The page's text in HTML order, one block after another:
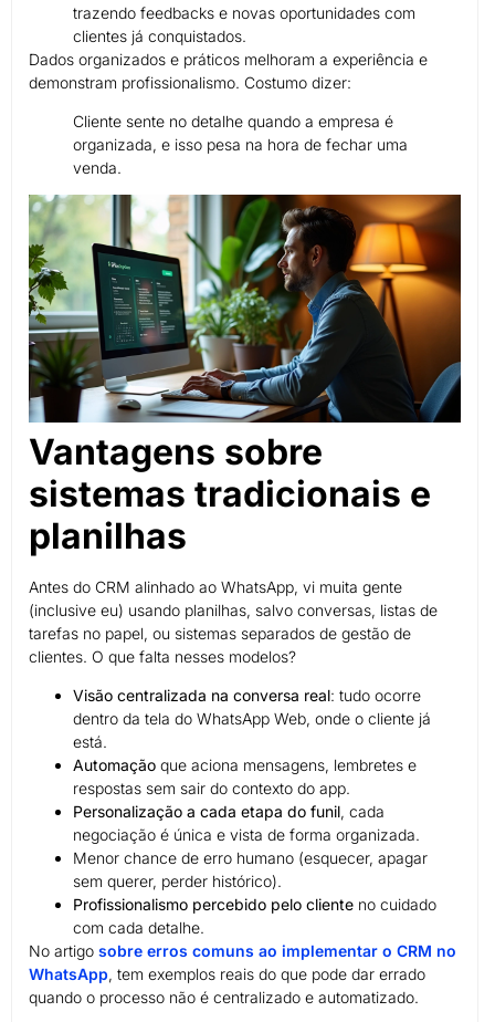
trazendo feedbacks e novas oportunidades com
clientes já conquistados.
Dados organizados e práticos melhoram a experiência e
demonstram profissionalismo. Costumo dizer:
Cliente sente no detalhe quando a empresa é
organizada, e isso pesa na hora de fechar uma
venda.
Vantagens sobre
sistemas tradicionais e
planilhas
Antes do CRM alinhado ao WhatsApp, vi muita gente
(inclusive eu) usando planilhas, salvo conversas, listas de
tarefas no papel, ou sistemas separados de gestão de
clientes. O que falta nesses modelos?
Visão centralizada na conversa real: tudo ocorre
dentro da tela do WhatsApp Web, onde o cliente já
está.
Automação que aciona mensagens, lembretes e
respostas sem sair do contexto do app.
Personalização a cada etapa do funil, cada
negociação é única e vista de forma organizada.
Menor chance de erro humano (esquecer, apagar
sem querer, perder histórico).
Profissionalismo percebido pelo cliente no cuidado
com cada detalhe.
No artigo sobre erros comuns ao implementar o CRM no
WhatsApp, tem exemplos reais do que pode dar errado
quando o processo não é centralizado e automatizado.